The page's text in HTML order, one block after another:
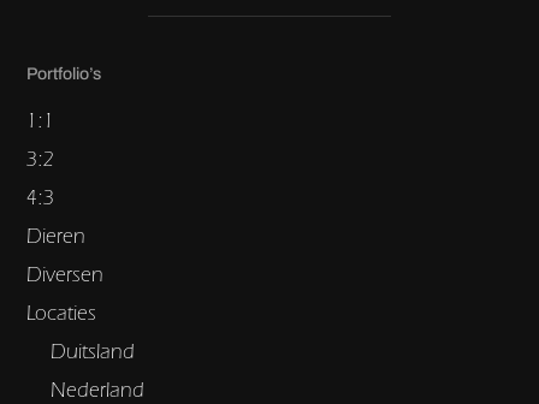
Portfolio’s
1:1
3:2
4:3
Dieren
Diversen
Locaties
Duitsland
Nederland